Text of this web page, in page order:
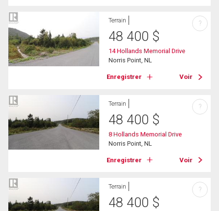
Terrain
48 400 $
14 Hollands Memorial Drive
Norris Point, NL
Enregistrer Voir
?
Terrain
48 400 $
8 Hollands Memorial Drive
Norris Point, NL
Enregistrer Voir
?
Terrain
48 400 $
?